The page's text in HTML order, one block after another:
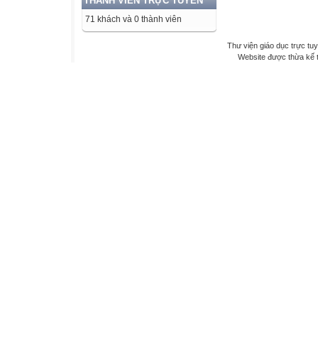
71 khách và 0 thành viên
Thư viện giáo dục trực
Website được thừa kế